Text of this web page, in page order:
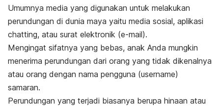
Umumnya media yang digunakan untuk melakukan
perundungan di dunia maya yaitu media sosial, aplikasi
chatting, atau surat elektronik (e-mail).
Mengingat sifatnya yang bebas, anak Anda mungkin
menerima perundungan dari orang yang tidak dikenalnya
atau orang dengan nama pengguna (username)
samaran.
Perundungan yang terjadi biasanya berupa hinaan atau